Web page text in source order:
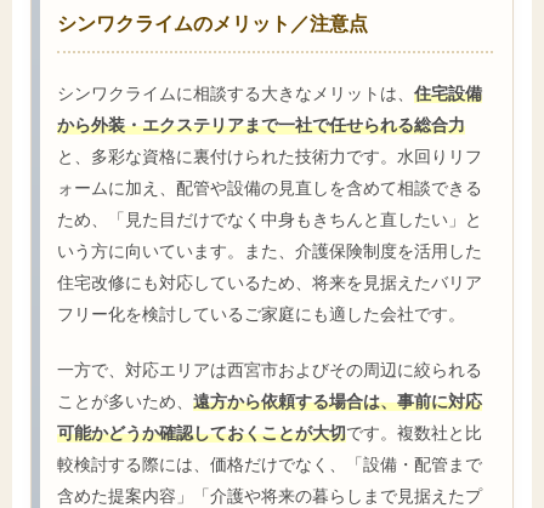
シンワクライムのメリット／注意点
シンワクライムに相談する大きなメリットは、 住宅設備
から外装・エクステリアまで一社で任せられる総合力
と、多彩な資格に裏付けられた技術力です。水回りリフ
ォームに加え、配管や設備の見直しを含めて相談できる
ため、「見た目だけでなく中身もきちんと直したい」と
いう方に向いています。また、介護保険制度を活用した
住宅改修にも対応しているため、将来を見据えたバリア
フリー化を検討しているご家庭にも適した会社です。
一方で、対応エリアは西宮市およびその周辺に絞られる
ことが多いため、 遠方から依頼する場合は、事前に対応
可能かどうか確認しておくことが大切です。複数社と比
較検討する際には、価格だけでなく、「設備・配管まで
含めた提案内容」「介護や将来の暮らしまで見据えたプ